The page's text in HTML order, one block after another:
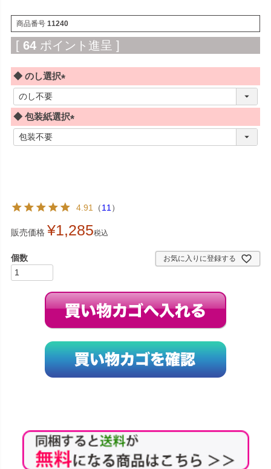
商品番号 11240
[ 64 ポイント進呈 ]
◆ のし選択
必
須
◆ 包装紙選択
必
4.91 （11 ）
販売価格 ¥1,285税込
お気に入りに登録する